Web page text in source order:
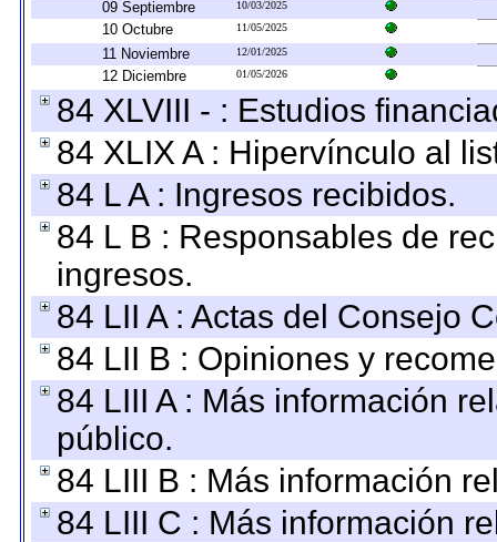
09 Septiembre 10/03/2025
10 Octubre 11/05/2025
11 Noviembre 12/01/2025
12 Diciembre 01/05/2026
84 XLVIII - : Estudios
84 XLIX A : Hipervínculo al
84 L A : Ingresos recibidos.
84 L B : Responsables de
ingresos.
84 LII A : Actas del Consejo
84 LII B : Opiniones y
84 LIII A : Más información
público.
84 LIII B : Más información
84 LIII C : Más información